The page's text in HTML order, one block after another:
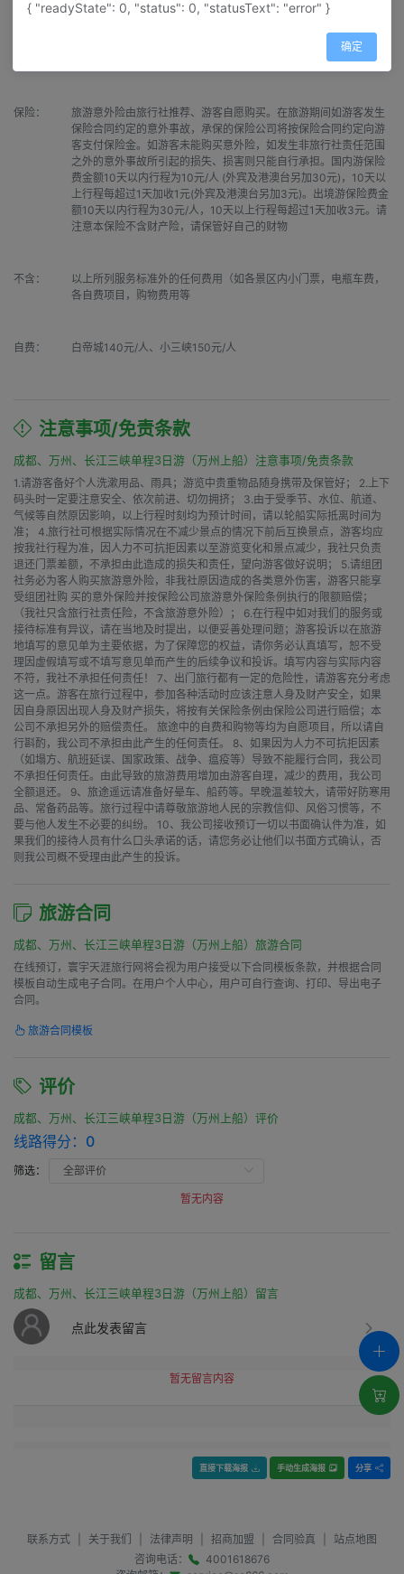
景点： 张飞庙、九畹溪、三峡大坝、含观景台
保险：
旅游意外险由旅行社推荐、游客自愿购买。在旅游期间如游客发生
保险合同约定的意外事故，承保的保险公司将按保险合同约定向游
客支付保险金。如游客未能购买意外险，如发生非旅行社责任范围
之外的意外事故所引起的损失、损害则只能自行承担。国内游保险
费金额10天以内行程为10元/人 (外宾及港澳台另加30元)，10天以
上行程每超过1天加收1元(外宾及港澳台另加3元)。出境游保险费金
额10天以内行程为30元/人，10天以上行程每超过1天加收3元。请
注意本保险不含财产险，请保管好自己的财物
不含：
以上所列服务标准外的任何费用（如各景区内小门票，电瓶车费，
各自费项目，购物费用等
自费： 白帝城140元/人、小三峡150元/人
注意事项/免责条款
成都、万州、长江三峡单程3日游（万州上船）注意事项/免责条款
1.请游客备好个人洗漱用品、雨具；游览中贵重物品随身携带及保管好； 2.上下
码头时一定要注意安全、依次前进、切勿拥挤； 3.由于受季节、水位、航道、
气候等自然原因影响，以上行程时刻均为预计时间，请以轮船实际抵离时间为
准； 4.旅行社可根据实际情况在不减少景点的情况下前后互换景点，游客均应
按我社行程为准，因人力不可抗拒因素以至游览变化和景点减少，我社只负责
退还门票差额，不承担由此造成的损失和责任，望向游客做好说明； 5.请组团
社务必为客人购买旅游意外险，非我社原因造成的各类意外伤害，游客只能享
受组团社购 买的意外保险并按保险公司旅游意外保险条例执行的限额赔偿；
（我社只含旅行社责任险，不含旅游意外险）； 6.在行程中如对我们的服务或
接待标准有异议，请在当地及时提出，以便妥善处理问题；游客投诉以在旅游
地填写的意见单为主要依据，为了保障您的权益，请你务必认真填写，恕不受
理因虚假填写或不填写意见单而产生的后续争议和投诉。填写内容与实际内容
不符，我社不承担任何责任！ 7、出门旅行都有一定的危险性，请游客充分考虑
这一点。游客在旅行过程中，参加各种活动时应该注意人身及财产安全，如果
因自身原因出现人身及财产损失，将按有关保险条例由保险公司进行赔偿；本
公司不承担另外的赔偿责任。 旅途中的自费和购物等均为自愿项目，所以请自
行斟酌，我公司不承担由此产生的任何责任。 8、如果因为人力不可抗拒因素
（如塌方、航班延误、国家政策、战争、瘟疫等）导致不能履行合同，我公司
不承担任何责任。由此导致的旅游费用增加由游客自理，减少的费用，我公司
全额退还。 9、旅途遥远请准备好晕车、船药等。早晚温差较大，请带好防寒用
品、常备药品等。旅行过程中请尊敬旅游地人民的宗教信仰、风俗习惯等，不
要与他人发生不必要的纠纷。 10、我公司接收预订一切以书面确认件为准，如
果我们的接待人员有什么口头承诺的话，请您务必让他们以书面方式确认，否
则我公司概不受理由此产生的投诉。
旅游合同
成都、万州、长江三峡单程3日游（万州上船）旅游合同
在线预订，寰宇天涯旅行网将会视为用户接受以下合同模板条款，并根据合同
模板自动生成电子合同。在用户个人中心，用户可自行查询、打印、导出电子
合同。
旅游合同模板
评价
成都、万州、长江三峡单程3日游（万州上船）评价
线路得分： 0
筛选：
暂无内容
留言
成都、万州、长江三峡单程3日游（万州上船）留言
点此发表留言
暂无留言内容
直接下载海报 手动生成海报 分享
联系方式 关于我们 法律声明 招商加盟 合同验真
站点地图
咨询电话：
4001618676
{ "readyState": 0, "status": 0, "statusText": "error" }
确定